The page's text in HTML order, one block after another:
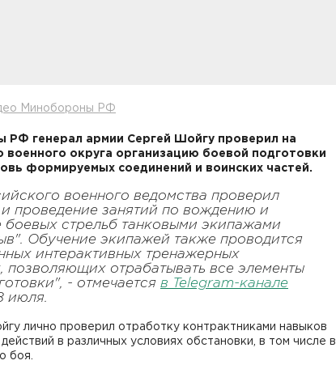
Минобороны РФ
РФ генерал армии Сергей Шойгу проверил на
военного округа организацию боевой подготовки
формируемых соединений и воинских частей.
военного ведомства проверил
и проведение занятий по вождению и
боевых стрельб танковыми экипажами
Обучение экипажей также проводится
интерактивных тренажерных
позволяющих отрабатывать все элементы
- отмечается в Telegram-канале
июля.
лично проверил отработку контрактниками навыков
в различных условиях обстановки, в том числе в
боя.